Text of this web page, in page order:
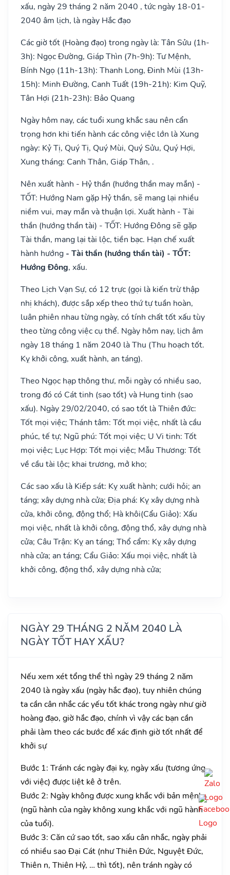
xấu, ngày 29 tháng 2 năm 2040 , tức ngày 18-01-
2040 âm lịch, là ngày Hắc đạo
Các giờ tốt (Hoàng đạo) trong ngày là: Tân Sửu (1h-
3h): Ngọc Đường, Giáp Thìn (7h-9h): Tư Mệnh,
Bính Ngọ (11h-13h): Thanh Long, Đinh Mùi (13h-
15h): Minh Đường, Canh Tuất (19h-21h): Kim Quỹ,
Tân Hợi (21h-23h): Bảo Quang
Ngày hôm nay, các tuổi xung khắc sau nên cẩn
trọng hơn khi tiến hành các công việc lớn là Xung
ngày: Kỷ Tị, Quý Tị, Quý Mùi, Quý Sửu, Quý Hợi,
Xung tháng: Canh Thân, Giáp Thân, .
Nên xuất hành - Hỷ thần (hướng thần may mắn) -
TỐT: Hướng Nam gặp Hỷ thần, sẽ mang lại nhiều
niềm vui, may mắn và thuận lợi. Xuất hành - Tài
thần (hướng thần tài) - TỐT: Hướng Đông sẽ gặp
Tài thần, mang lại tài lộc, tiền bạc. Hạn chế xuất
hành hướng - Tài thần (hướng thần tài) - TỐT:
Hướng Đông, xấu.
Theo Lịch Vạn Sự, có 12 trực (gọi là kiến trừ thập
nhị khách), được sắp xếp theo thứ tự tuần hoàn,
luân phiên nhau từng ngày, có tính chất tốt xấu tùy
theo từng công việc cụ thể. Ngày hôm nay, lịch âm
ngày 18 tháng 1 năm 2040 là Thu (Thu hoạch tốt.
Kỵ khởi công, xuất hành, an táng).
Theo Ngọc hạp thông thư, mỗi ngày có nhiều sao,
trong đó có Cát tinh (sao tốt) và Hung tinh (sao
xấu). Ngày 29/02/2040, có sao tốt là Thiên đức:
Tốt mọi việc; Thánh tâm: Tốt mọi việc, nhất là cầu
phúc, tế tự; Ngũ phú: Tốt mọi việc; U Vi tinh: Tốt
mọi việc; Lục Hợp: Tốt mọi việc; Mẫu Thương: Tốt
về cầu tài lộc; khai trương, mở kho;
Các sao xấu là Kiếp sát: Kỵ xuất hành; cưới hỏi; an
táng; xây dựng nhà cửa; Địa phá: Kỵ xây dựng nhà
cửa, khởi công, động thổ; Hà khôi(Cẩu Giảo): Xấu
mọi việc, nhất là khởi công, động thổ, xây dựng nhà
cửa; Câu Trận: Kỵ an táng; Thổ cẩm: Kỵ xây dựng
nhà cửa; an táng; Cẩu Giảo: Xấu mọi việc, nhất là
khởi công, động thổ, xây dựng nhà cửa;
NGÀY 29 THÁNG 2 NĂM 2040 LÀ
NGÀY TỐT HAY XẤU?
Nếu xem xét tổng thể thì ngày 29 tháng 2 năm
2040 là ngày xấu (ngày hắc đạo), tuy nhiên chúng
ta cần cân nhắc các yếu tốt khác trong ngày như giờ
hoàng đạo, giờ hắc đạo, chính vì vậy các bạn cần
phải làm theo các bước để xác định giờ tốt nhất để
khởi sự
Bước 1: Tránh các ngày đại kỵ, ngày xấu (tương ứng
với việc) được liệt kê ở trên.
Bước 2: Ngày không được xung khắc với bản mệnh
(ngũ hành của ngày không xung khắc với ngũ hành
của tuổi).
Bước 3: Căn cứ sao tốt, sao xấu cân nhắc, ngày phải
có nhiều sao Đại Cát (như Thiên Đức, Nguyệt Đức,
Thiên n, Thiên Hỷ, … thì tốt), nên tránh ngày có